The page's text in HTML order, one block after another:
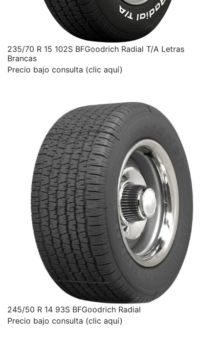
235/70 R 15 102S BFGoodrich Radial T/A Letras
Brancas
Precio bajo consulta (clic aquí)
245/50 R 14 93S BFGoodrich Radial
Precio bajo consulta (clic aquí)